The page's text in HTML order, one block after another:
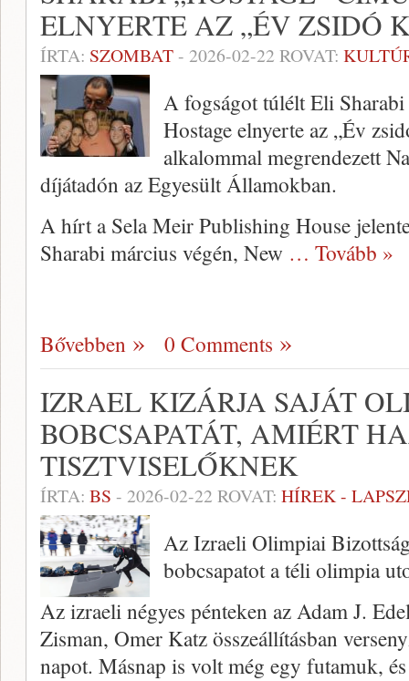
ELNYERTE AZ „ÉV ZSIDÓ
ÍRTA: SZOMBAT- 2026-02-22 ROVAT:
A fogságot túlélt Eli
Hostage elnyerte az „Év
alkalommal megrendezett
díjátadón az Egyesült Államokban.
A hírt a Sela Meir Publishing House
Sharabi március végén, New … Tovább »
Bővebben 0 Comments
IZRAEL KIZÁRJA SAJÁT
BOBCSAPATÁT, AMIÉRT
TISZTVISELŐKNEK
ÍRTA: BS - 2026-02-22 ROVAT: HÍREK -
Az Izraeli Olimpiai
bobcsapatot a téli olimpia
Az izraeli négyes pénteken az Adam J.
Zisman, Omer Katz összeállításban
napot. Másnap is volt még egy futamuk,